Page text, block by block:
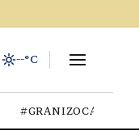
--°C
#GRANIZOCALOR